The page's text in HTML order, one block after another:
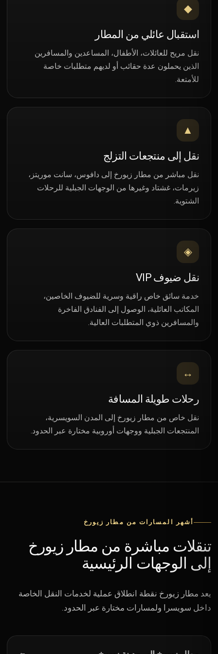
◆
استقبال عائلي من المطار
نقل مريح للعائلات، الأطفال، المساعدين والمسافرين
الذين يحملون عدة حقائب أو لديهم متطلبات خاصة
للأمتعة.
▲
نقل إلى منتجعات التزلج
نقل مباشر من مطار زيورخ إلى دافوس، سانت موريتز،
زيرمات، غشتاد وغيرها من الوجهات الجبلية للرحلات
الشتوية.
◈
نقل ضيوف VIP
خدمة سائق خاص راقية وسرية للضيوف الخاصين،
المكاتب العائلية، الوصول إلى الفنادق الفاخرة
والمسافرين ذوي المتطلبات العالية.
↔
رحلات طويلة المسافة
نقل خاص من مطار زيورخ إلى المدن السويسرية،
المنتجعات الجبلية ووجهات أوروبية مختارة عبر الحدود.
أشهر المسارات من مطار زيورخ
تنقلات مباشرة من مطار زيورخ
إلى الوجهات الرئيسية
يعد مطار زيورخ نقطة انطلاق عملية لخدمات النقل الخاصة
داخل سويسرا ولمسارات مختارة عبر الحدود.